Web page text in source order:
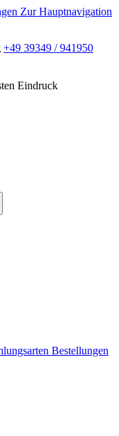
Zur Hauptnavigation
+49 39349 / 941950
Eindruck
Bestellungen